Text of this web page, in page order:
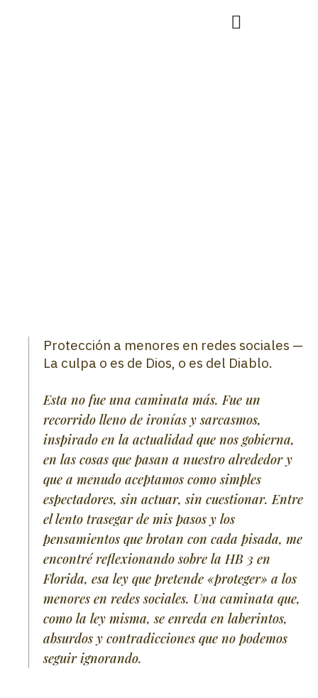
Protección a menores en redes sociales —
La culpa o es de Dios, o es del Diablo.
Esta no fue una caminata más. Fue un
recorrido lleno de ironías y sarcasmos,
inspirado en la actualidad que nos gobierna,
en las cosas que pasan a nuestro alrededor y
que a menudo aceptamos como simples
espectadores, sin actuar, sin cuestionar. Entre
el lento trasegar de mis pasos y los
pensamientos que brotan con cada pisada, me
encontré reflexionando sobre la HB 3 en
Florida, esa ley que pretende «proteger» a los
menores en redes sociales. Una caminata que,
como la ley misma, se enreda en laberintos,
absurdos y contradicciones que no podemos
seguir ignorando.